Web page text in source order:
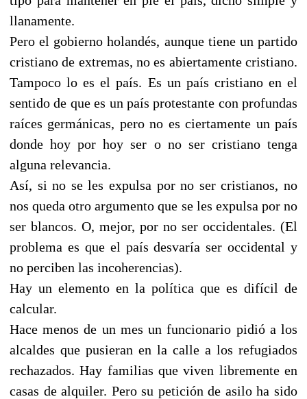
llanamente.
Pero el gobierno holandés, aunque tiene un partido
cristiano de extremas, no es abiertamente cristiano.
Tampoco lo es el país. Es un país cristiano en el
sentido de que es un país protestante con profundas
raíces germánicas, pero no es ciertamente un país
donde hoy por hoy ser o no ser cristiano tenga
alguna relevancia.
Así, si no se les expulsa por no ser cristianos, no
nos queda otro argumento que se les expulsa por no
ser blancos. O, mejor, por no ser occidentales. (El
problema es que el país desvaría ser occidental y
no perciben las incoherencias).
Hay un elemento en la política que es difícil de
calcular.
Hace menos de un mes un funcionario pidió a los
alcaldes que pusieran en la calle a los refugiados
rechazados. Hay familias que viven libremente en
casas de alquiler. Pero su petición de asilo ha sido